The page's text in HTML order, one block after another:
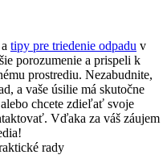
tipy pre triedenie odpadu v
porozumenie a prispeli k
prostrediu. Nezabudnite,
a vaše úsilie má skutočne
chcete zdieľať svoje
Vďaka za váš záujem